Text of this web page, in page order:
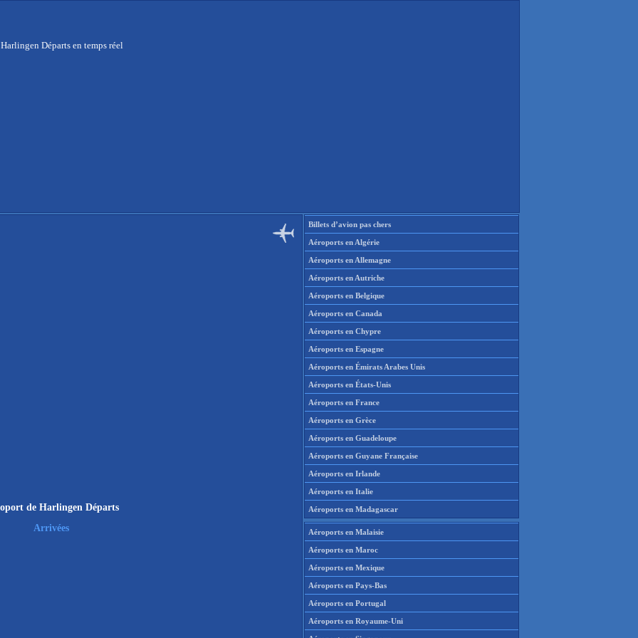
Départs en temps réel
de Harlingen Départs
Arrivées
Billets d’avion pas chers
Aéroports en Algérie
Aéroports en Allemagne
Aéroports en Autriche
Aéroports en Belgique
Aéroports en Canada
Aéroports en Chypre
Aéroports en Espagne
Aéroports en Émirats Arabes Unis
Aéroports en États-Unis
Aéroports en France
Aéroports en Grèce
Aéroports en Guadeloupe
Aéroports en Guyane Française
Aéroports en Irlande
Aéroports en Italie
Aéroports en Madagascar
Aéroports en Malaisie
Aéroports en Maroc
Aéroports en Mexique
Aéroports en Pays-Bas
Aéroports en Portugal
Aéroports en Royaume-Uni